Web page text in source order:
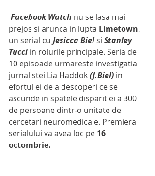
Facebook Watch nu se lasa mai
prejos si arunca in lupta Limetown,
un serial cu Jesicca Biel si Stanley
Tucci in rolurile principale. Seria de
10 episoade urmareste investigatia
jurnalistei Lia Haddok (J.Biel) in
efortul ei de a descoperi ce se
ascunde in spatele disparitiei a 300
de persoane dintr-o unitate de
cercetari neuromedicale. Premiera
serialului va avea loc pe 16
octombrie.